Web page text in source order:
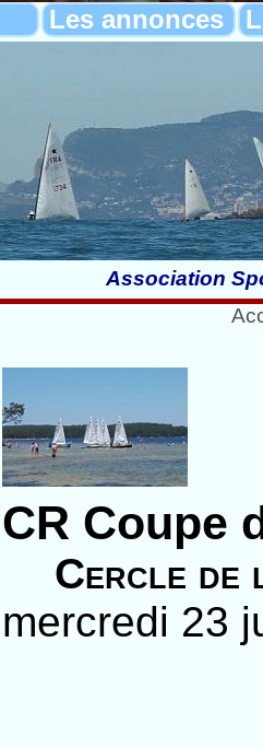
Les annonces
Association
CR Coupe
Cercle de
mercredi 23